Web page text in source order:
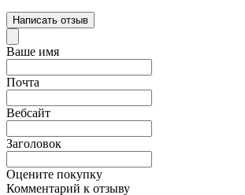
Написать отзыв
Ваше имя
Почта
Вебсайт
Заголовок
Оцените покупку
Комментарий к отзыву